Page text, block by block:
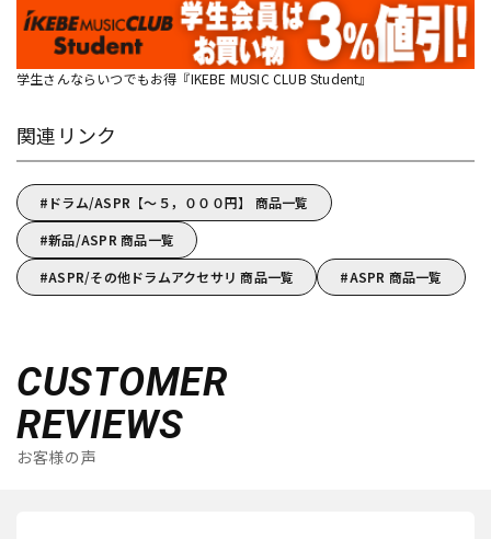
学生さんならいつでもお得『IKEBE MUSIC CLUB Student』
関連リンク
ドラム/ASPR【～５，０００円】 商品一覧
新品/ASPR 商品一覧
ASPR/その他ドラムアクセサリ 商品一覧
ASPR 商品一覧
CUSTOMER
REVIEWS
お客様の声